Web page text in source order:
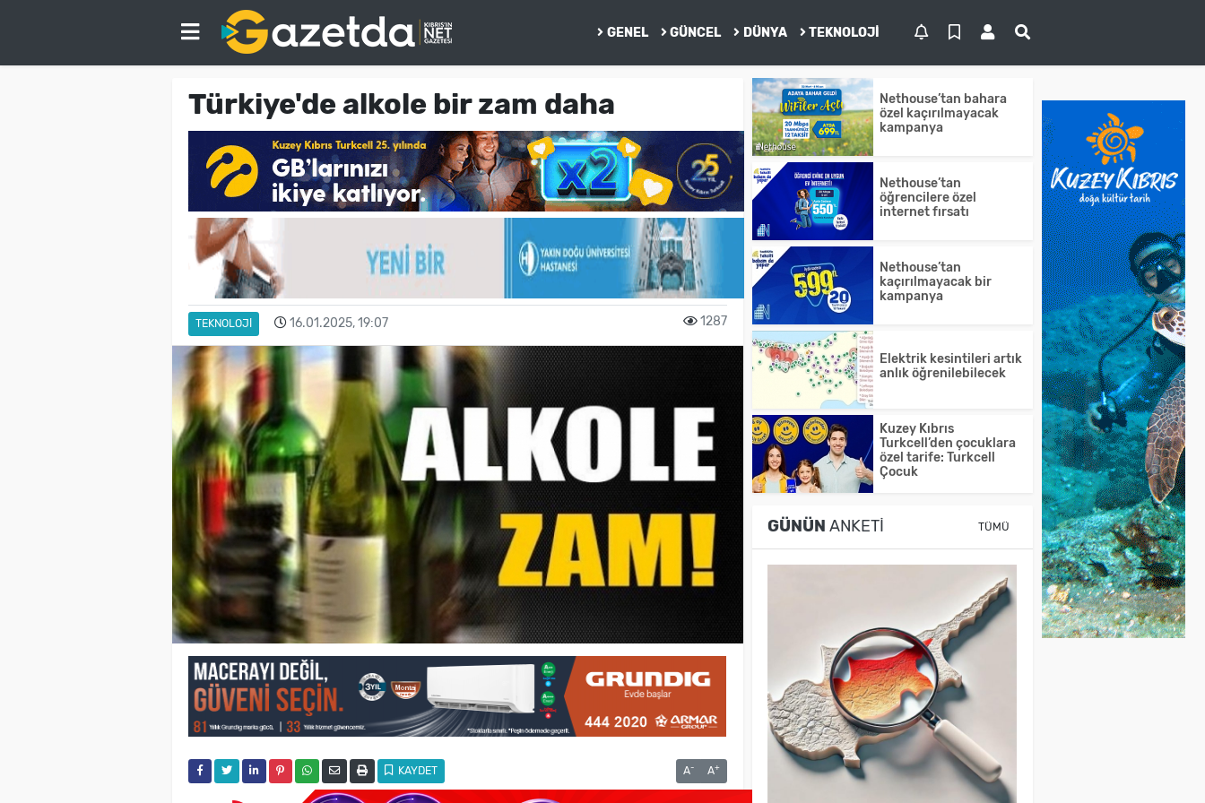
GENEL GÜNCEL DÜNYA TEKNOLOJI
Türkiye'de alkole bir zam daha
TEKNOLOJI 16.01.2025, 19:07 1287
KAYDET A- A+
Nethouse’tan bahara
özel kaçırılmayacak
kampanya
Nethouse’tan
öğrencilere özel
internet fırsatı
Nethouse’tan
kaçırılmayacak bir
kampanya
Elektrik kesintileri artık
anlık öğrenilebilecek
Kuzey Kıbrıs
Turkcell’den çocuklara
özel tarife: Turkcell
Çocuk
GÜNÜN ANKETI TÜMÜ